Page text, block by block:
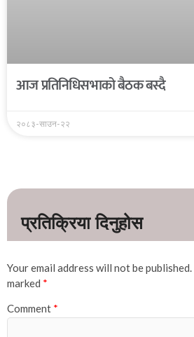
आज प्रतिनिधिसभाको बैठक बस्दै
२०८३-साउन-२२
Your email address will not be published.
marked *
Comment *